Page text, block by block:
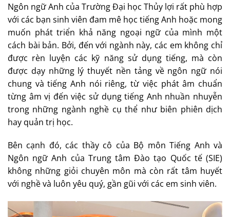
Ngôn ngữ Anh của Trường Đại học Thủy lợi rất phù hợp
với các bạn sinh viên đam mê học tiếng Anh hoặc mong
muốn phát triển khả năng ngoại ngữ của mình một
cách bài bản. Bởi, đến với ngành này, các em không chỉ
được rèn luyện các kỹ năng sử dụng tiếng, mà còn
được dạy những lý thuyết nền tảng về ngôn ngữ nói
chung và tiếng Anh nói riêng, từ việc phát âm chuẩn
từng âm vị đến việc sử dụng tiếng Anh nhuần nhuyễn
trong những ngành nghề cụ thể như biên phiên dịch
hay quản trị học.
Bên cạnh đó, các thầy cô của Bộ môn Tiếng Anh và
Ngôn ngữ Anh của Trung tâm Đào tạo Quốc tế (SIE)
không những giỏi chuyên môn mà còn rất tâm huyết
với nghề và luôn yêu quý, gần gũi với các em sinh viên.